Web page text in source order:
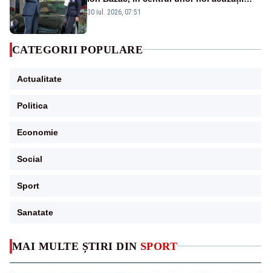
MAI MULTE ȘTIRI DIN SPORT
publice
30 iul. 2026, 07:51
CATEGORII POPULARE
Actualitate
Politica
Economie
Social
Sport
Sanatate